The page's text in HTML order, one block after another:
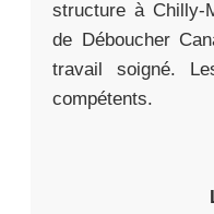
structure à Chilly-
de Déboucher
travail soigné.
compétents.